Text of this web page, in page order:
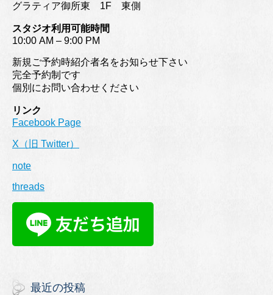
グラティア御所東 1F 東側
スタジオ利用可能時間
10:00 AM – 9:00 PM
新規ご予約時紹介者名をお知らせ下さい
完全予約制です
個別にお問い合わせください
リンク
Facebook Page
X（旧 Twitter）
note
threads
最近の投稿